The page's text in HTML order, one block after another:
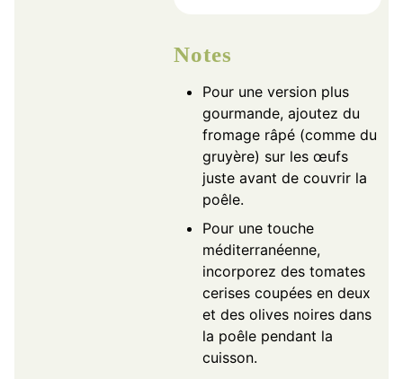
Notes
Pour une version plus
gourmande, ajoutez du
fromage râpé (comme du
gruyère) sur les œufs
juste avant de couvrir la
poêle.
Pour une touche
méditerranéenne,
incorporez des tomates
cerises coupées en deux
et des olives noires dans
la poêle pendant la
cuisson.